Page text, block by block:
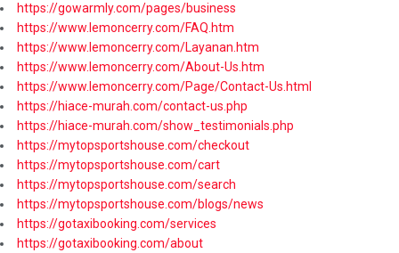
https://gowarmly.com/pages/business
https://www.lemoncerry.com/FAQ.htm
https://www.lemoncerry.com/Layanan.htm
https://www.lemoncerry.com/About-Us.htm
https://www.lemoncerry.com/Page/Contact-Us.html
https://hiace-murah.com/contact-us.php
https://hiace-murah.com/show_testimonials.php
https://mytopsportshouse.com/checkout
https://mytopsportshouse.com/cart
https://mytopsportshouse.com/search
https://mytopsportshouse.com/blogs/news
https://gotaxibooking.com/services
https://gotaxibooking.com/about